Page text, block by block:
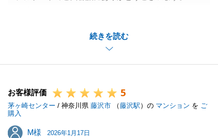
続きを読む
閉じる
お客様評価 5
茅ヶ崎センター / 神奈川県 藤沢市 （藤沢駅）の マンション を ご
購入
M様
M様 2026年1月17日